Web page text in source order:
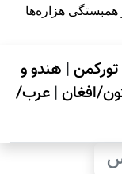
هزاره‌ها
تورکمن| هندو و
افغان|عرب/